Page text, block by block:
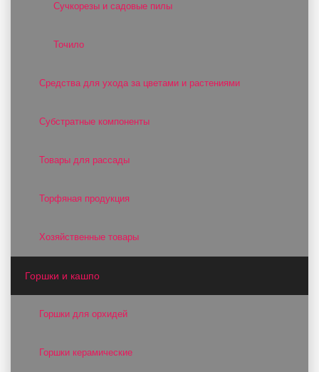
Сучкорезы и садовые пилы
Точило
Средства для ухода за цветами и растениями
Субстратные компоненты
Товары для рассады
Торфяная продукция
Хозяйственные товары
Горшки и кашпо
Горшки для орхидей
Горшки керамические